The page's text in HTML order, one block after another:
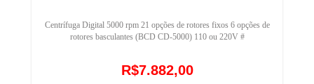
Centrífuga Digital 5000 rpm 21 opções de rotores fixos 6 opções de
rotores basculantes (BCD CD-5000) 110 ou 220V #
R$7.882,00